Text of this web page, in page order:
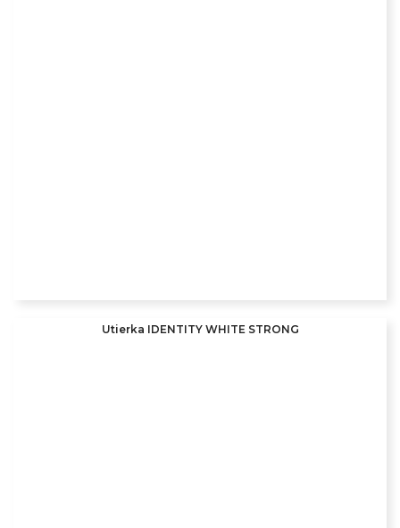
Utierka IDENTITY WHITE STRONG